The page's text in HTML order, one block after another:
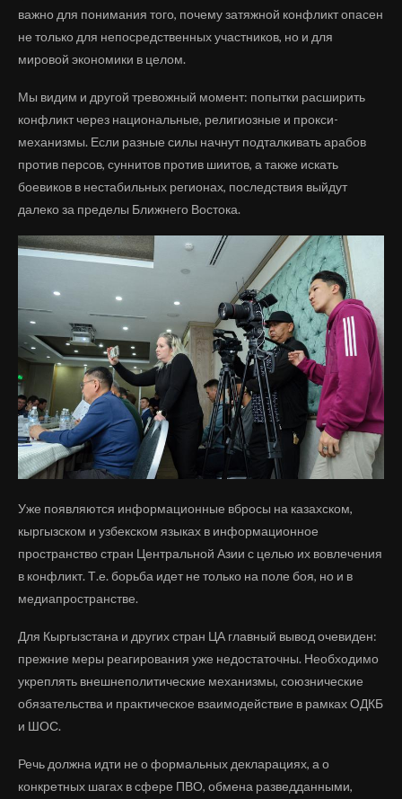
важно для понимания того, почему затяжной конфликт опасен
не только для непосредственных участников, но и для
мировой экономики в целом.
Мы видим и другой тревожный момент: попытки расширить
конфликт через национальные, религиозные и прокси-
механизмы. Если разные силы начнут подталкивать арабов
против персов, суннитов против шиитов, а также искать
боевиков в нестабильных регионах, последствия выйдут
далеко за пределы Ближнего Востока.
Уже появляются информационные вбросы на казахском,
кыргызском и узбекском языках в информационное
пространство стран Центральной Азии с целью их вовлечения
в конфликт. Т.е. борьба идет не только на поле боя, но и в
медиапространстве.
Для Кыргызстана и других стран ЦА главный вывод очевиден:
прежние меры реагирования уже недостаточны. Необходимо
укреплять внешнеполитические механизмы, союзнические
обязательства и практическое взаимодействие в рамках ОДКБ
и ШОС.
Речь должна идти не о формальных декларациях, а о
конкретных шагах в сфере ПВО, обмена разведданными,